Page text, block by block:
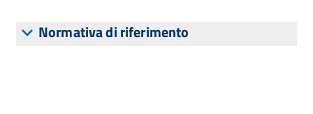
Normativa di riferimento